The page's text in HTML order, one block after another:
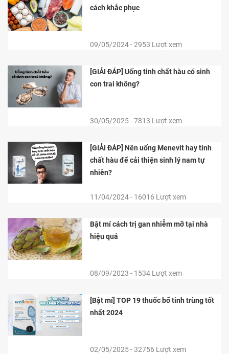
cách khắc phục
09/05/2024 - 2953 Lượt xem
[GIẢI ĐÁP] Uống tinh chất hàu có sinh
con trai không?
30/05/2025 - 7813 Lượt xem
[GIẢI ĐÁP] Nên uống Menevit hay tinh
chất hàu để cải thiện sinh lý nam tự
nhiên?
11/04/2024 - 16016 Lượt xem
Bật mí cách trị gan nhiễm mỡ tại nhà
hiệu quả
08/09/2023 - 1534 Lượt xem
[Bật mí] TOP 19 thuốc bổ tinh trùng tốt
nhất 2024
02/05/2025 - 32756 Lượt xem